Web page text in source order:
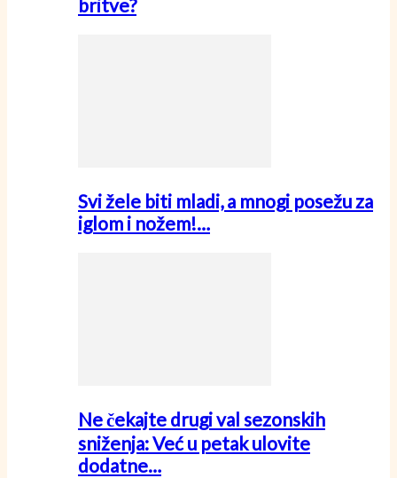
britve?
Svi žele biti mladi, a mnogi posežu za
iglom i nožem!…
Ne čekajte drugi val sezonskih
sniženja: Već u petak ulovite
dodatne…